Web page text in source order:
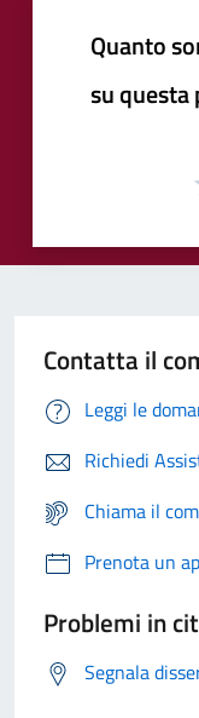
Quanto
su questa
Contatta il
Leggi le
Richiedi
Chiama il
Prenota un
Problemi in
Segnala